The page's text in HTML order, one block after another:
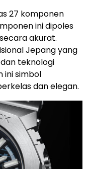
27 komponen
ini dipoles
akurat.
Jepang yang
teknologi
ini simbol
dan elegan.